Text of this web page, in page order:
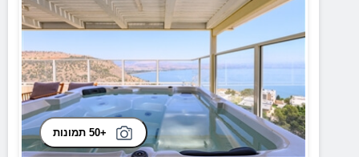
+50 תמונות